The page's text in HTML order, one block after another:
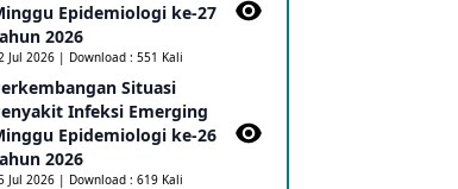
Kongo
Kasus Konfirmasi A(H5NN6) di
Cina
Epidemiologi ke-27
2026
Jul 2026 | Download : 551 Kali
Situasi
Infeksi Emerging
Epidemiologi ke-26
2026
Jul 2026 | Download : 619 Kali